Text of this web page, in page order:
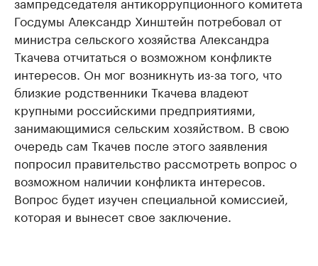
Госдумы Александр Хинштейн потребовал от
министра сельского хозяйства Александра
Ткачева отчитаться о возможном конфликте
интересов. Он мог возникнуть из-за того, что
близкие родственники Ткачева владеют
крупными российскими предприятиями,
занимающимися сельским хозяйством. В свою
очередь сам Ткачев после этого заявления
попросил правительство рассмотреть вопрос о
возможном наличии конфликта интересов.
Вопрос будет изучен специальной комиссией,
которая и вынесет свое заключение.